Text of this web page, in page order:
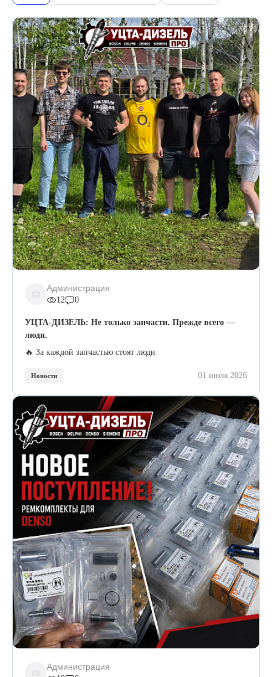
Администрация
12 0
УЦТА-ДИЗЕЛЬ: Не только запчасти. Прежде всего —
люди.
🔥 За каждой запчастью стоят люди
Новости 01 июля 2026
Администрация